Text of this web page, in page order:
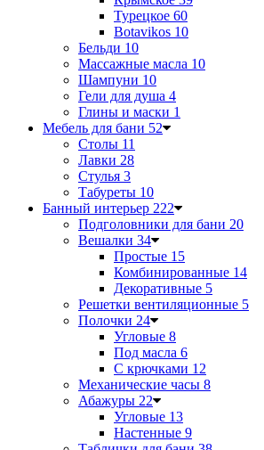
Турецкое 60
Botavikos 10
Бельди 10
Массажные масла 10
Шампуни 10
Гели для душа 4
Глины и маски 1
Мебель для бани 52
Столы 11
Лавки 28
Стулья 3
Табуреты 10
Банный интерьер 222
Подголовники для бани 20
Вешалки 34
Простые 15
Комбинированные 14
Декоративные 5
Решетки вентиляционные 5
Полочки 24
Угловые 8
Под масла 6
С крючками 12
Механические часы 8
Абажуры 22
Угловые 13
Настенные 9